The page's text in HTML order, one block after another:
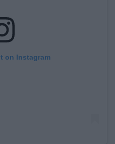
on Instagram